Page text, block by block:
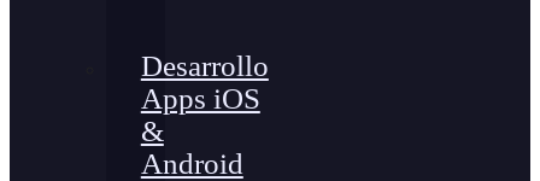
Desarrollo
Apps iOS
&
Android